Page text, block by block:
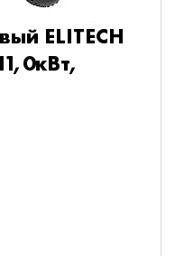
ELITECH